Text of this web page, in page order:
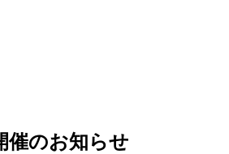
催のお知らせ